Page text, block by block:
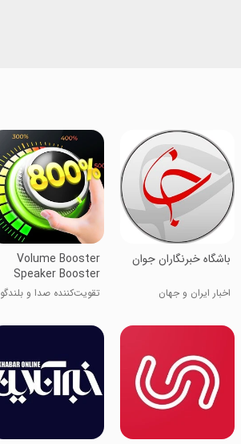
باشگاه خبرنگاران جوان
اخبار ایران و جهان
Volume Booster
Speaker Booster
تقویت‌کننده صدا و بلندگو